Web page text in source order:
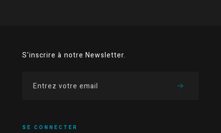
S'inscrire à notre Newsletter.
SE CONNECTER